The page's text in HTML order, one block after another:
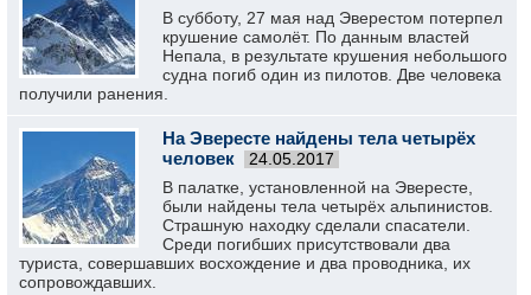
В субботу, 27 мая над Эверестом потерпел
крушение самолёт. По данным властей
Непала, в результате крушения небольшого
судна погиб один из пилотов. Две человека
получили ранения.
На Эвересте найдены тела четырёх
человек
24.05.2017
В палатке, установленной на Эвересте,
были найдены тела четырёх альпинистов.
Страшную находку сделали спасатели.
Среди погибших присутствовали два
туриста, совершавших восхождение и два проводника, их
сопровождавших.